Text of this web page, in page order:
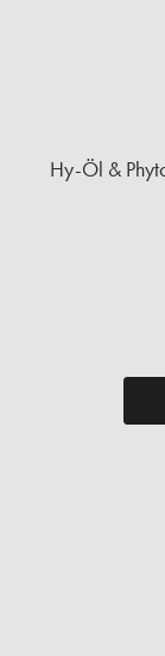
Hy-Öl &